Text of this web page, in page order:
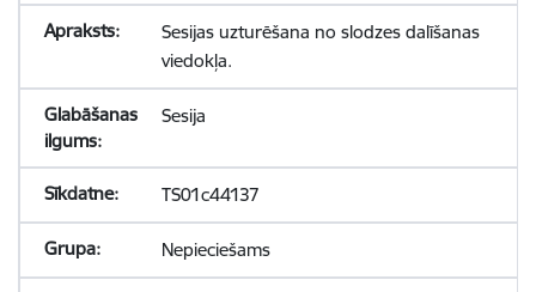
Sesijas uzturēšana no slodzes dalīšanas
viedokļa.
Sesija
TS01c44137
Nepieciešams